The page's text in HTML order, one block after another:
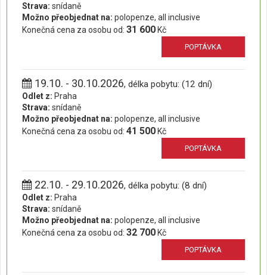
Strava: snídaně
Možno přeobjednat na: polopenze, all inclusive
Konečná cena za osobu od: 31 600 Kč
POPTÁVKA
19.10. - 30.10.2026, délka pobytu: (12 dní)
Odlet z: Praha
Strava: snídaně
Možno přeobjednat na: polopenze, all inclusive
Konečná cena za osobu od: 41 500 Kč
POPTÁVKA
22.10. - 29.10.2026, délka pobytu: (8 dní)
Odlet z: Praha
Strava: snídaně
Možno přeobjednat na: polopenze, all inclusive
Konečná cena za osobu od: 32 700 Kč
POPTÁVKA